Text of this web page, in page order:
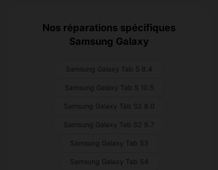
Nos réparations spécifiques
Samsung Galaxy
Samsung Galaxy Tab S 8.4
Samsung Galaxy Tab S 10.5
Samsung Galaxy Tab S2 8.0
Samsung Galaxy Tab S2 9.7
Samsung Galaxy Tab S3
Samsung Galaxy Tab S4